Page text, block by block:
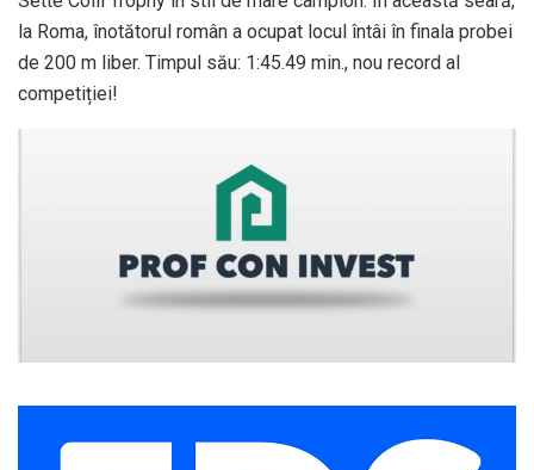
la Roma, înotătorul român a ocupat locul întâi în finala probei
de 200 m liber. Timpul său: 1:45.49 min., nou record al
competiției!